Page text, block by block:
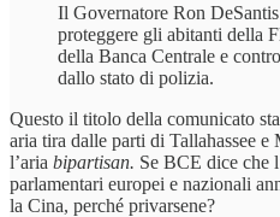
Il Governatore Ron
proteggere gli abitanti della
della Banca Centrale e
dallo stato di polizia.
Questo il titolo della comunicato
aria tira dalle parti di Tallahassee e
l’aria bipartisan. Se BCE dice che
parlamentari europei e nazionali
la Cina, perché privarsene?